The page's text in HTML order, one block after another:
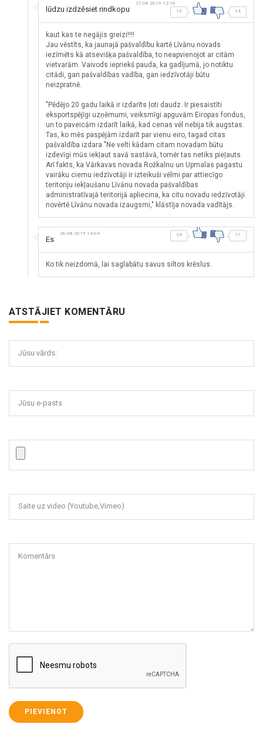
lūdzu izdzēsiet rindkopu
27.08.2019 12:16
13
14
kaut kas te negājis greizi!!!!
Jau vēstīts, ka jaunajā pašvaldību kartē Līvānu novads
iezīmēts kā atsevišķa pašvaldība, to neapvienojot ar citām
vietvarām. Vaivods iepriekš pauda, ka gadījumā, jo notiktu
citādi, gan pašvaldības vadība, gan iedzīvotāji būtu
neizpratnē.
"Pēdējo 20 gadu laikā ir izdarīts ļoti daudz. Ir piesaistīti
eksportspējīgi uzņēmumi, veiksmīgi apguvām Eiropas fondus,
un to paveicām izdarīt laikā, kad cenas vēl nebija tik augstas.
Tas, ko mēs paspējām izdarīt par vienu eiro, tagad citas
pašvaldība izdara "Ne velti kādam citam novadam būtu
izdevīgi mūs iekļaut savā sastāvā, tomēr tas netiks pieļauts.
Arī fakts, ka Vārkavas novada Rožkalnu un Upmalas pagastu
vairāku ciemu iedzīvotāji ir izteikuši vēlmi par attiecīgo
teritoriju iekļaušanu Līvānu novada pašvaldības
administratīvajā teritorijā apliecina, ka citu novadu iedzīvotāji
novērtē Līvānu novada izaugsmi," klāstīja novada vadītājs.
Es
26.08.2019 14:04 24 17
Ko tik neizdomā, lai saglabātu savus siltos krēslus.
ATSTĀJIET KOMENTĀRU
Jūsu vārds:
Jūsu e-pasts
Saite uz video (Youtube,Vimeo)
Komentārs
PIEVIENOT